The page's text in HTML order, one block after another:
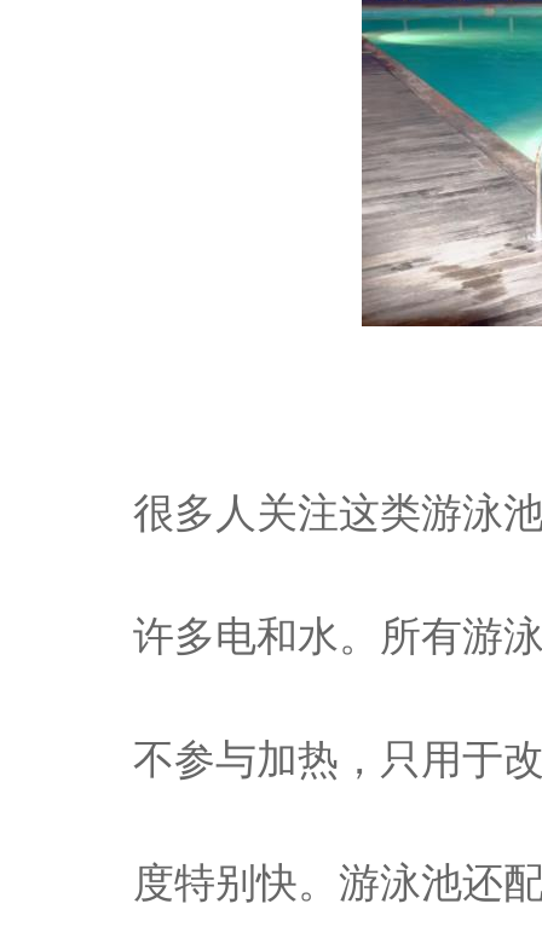
很多人关注这类游泳
许多电和水。所有游
不参与加热，只用于
度特别快。游泳池还